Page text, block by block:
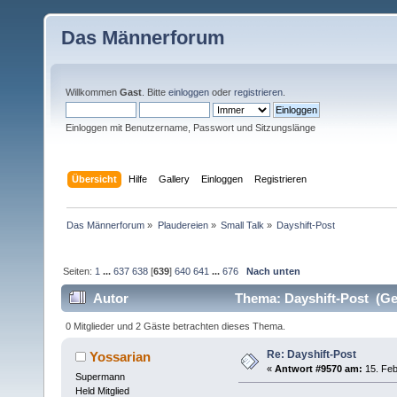
Das Männerforum
Willkommen Gast . Bitte einloggen oder registrieren
Einloggen mit Benutzername, Passwort und Sitzungslänge
Übersicht Hilfe Gallery Einloggen Registrieren
Das Männerforum » Plaudereien» Small Talk » Dayshift-Post
Seiten: 1 ...637 638 [639]640 641 ...676 Nach unten
Autor Thema: Dayshift-Post
0 Mitglieder und 2 Gäste betrachten dieses Thema.
Yossarian
Supermann
Held Mitglied
Re: Dayshift-Post
« Antwort #9570 am: 15.